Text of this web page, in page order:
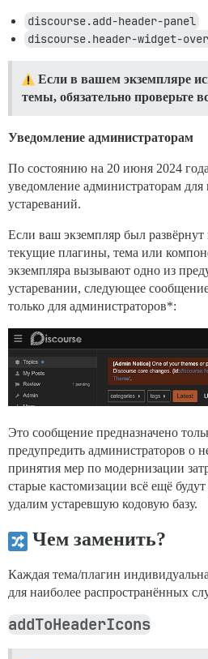
discourse.add-header-panel
discourse.header-widget-
Если в вашем экземпляре
темы, обязательно проверьте
Уведомление администраторам
По состоянию на 20 июня 2024
уведомление администраторам
устареваний.
Если ваш экземпляр был развёрнут
текущие плагины, тема или
экземпляра вызывают одно из
устаревании, следующее
только для администраторов*:
Это сообщение предназначено
предупредить администраторов о
принятия мер по модернизации
старые кастомизации всё ещё
удалим устаревшую кодовую базу.
Чем заменить?
Каждая тема/плагин
для наиболее распространённых
addToHeaderIcons